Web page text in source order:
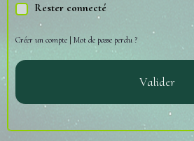
Rester connecté
Créer un compte | Mot de passe perdu ?
Valider